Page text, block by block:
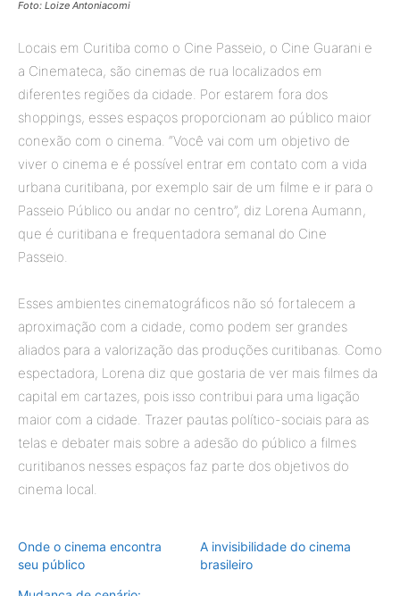
Foto: Loize Antoniacomi
Locais em Curitiba como o Cine Passeio, o Cine Guarani e
a Cinemateca, são cinemas de rua localizados em
diferentes regiões da cidade. Por estarem fora dos
shoppings, esses espaços proporcionam ao público maior
conexão com o cinema. “Você vai com um objetivo de
viver o cinema e é possível entrar em contato com a vida
urbana curitibana, por exemplo sair de um filme e ir para o
Passeio Público ou andar no centro”, diz Lorena Aumann,
que é curitibana e frequentadora semanal do Cine
Passeio.
Esses ambientes cinematográficos não só fortalecem a
aproximação com a cidade, como podem ser grandes
aliados para a valorização das produções curitibanas. Como
espectadora, Lorena diz que gostaria de ver mais filmes da
capital em cartazes, pois isso contribui para uma ligação
maior com a cidade. Trazer pautas político-sociais para as
telas e debater mais sobre a adesão do público a filmes
curitibanos nesses espaços faz parte dos objetivos do
cinema local.
Onde o cinema encontra
seu público
A invisibilidade do cinema
brasileiro